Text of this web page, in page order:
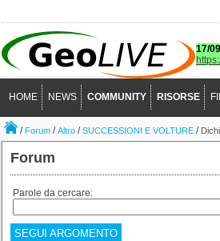
17/
HOME NEWS COMMUNITY RISORSE
/Forum /Altro /SUCCESSIONI E VOLTURE /
Forum
Parole da cercare:
SEGUI ARGOMENTO